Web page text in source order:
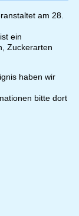
am 28.
ein
Zuckerarten
haben wir
bitte dort